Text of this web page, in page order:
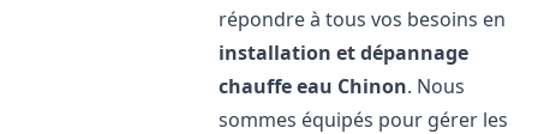
répondre à tous vos besoins en
installation et dépannage
chauffe eau Chinon. Nous
sommes équipés pour gérer les